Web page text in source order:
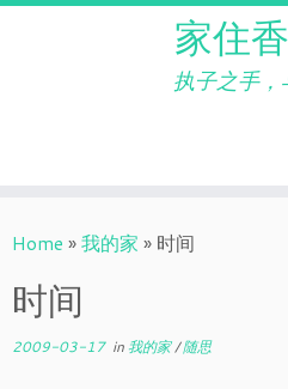
to
家住
执子之手，
Home »我的家 » 时间
时间
2009-03-17in 我的家/随思